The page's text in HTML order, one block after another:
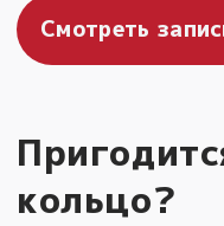
Смотреть
кольцо?